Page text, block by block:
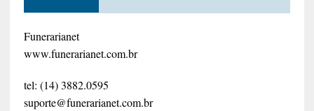
Funerarianet
www.funerarianet.com.br
tel: (14) 3882.0595
suporte@funerarianet.com.br